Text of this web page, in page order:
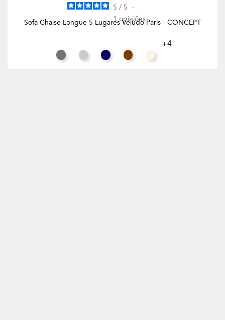
5 / 5
-
1 opiniões
Sofa Chaise Longue 5 Lugares Veludo Paris - CONCEPT
Cinza RatoCinza ClaroAzul NoiteChocolateBranco Creme
+4